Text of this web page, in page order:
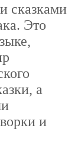
сказками
Это
а
и